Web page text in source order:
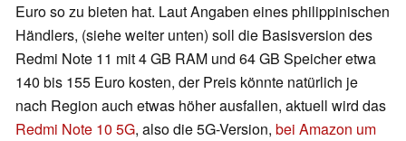
Euro so zu bieten hat. Laut Angaben eines philippinischen
Händlers, (siehe weiter unten) soll die Basisversion des
Redmi Note 11 mit 4 GB RAM und 64 GB Speicher etwa
140 bis 155 Euro kosten, der Preis könnte natürlich je
nach Region auch etwas höher ausfallen, aktuell wird das
Redmi Note 10 5G, also die 5G-Version, bei Amazon um